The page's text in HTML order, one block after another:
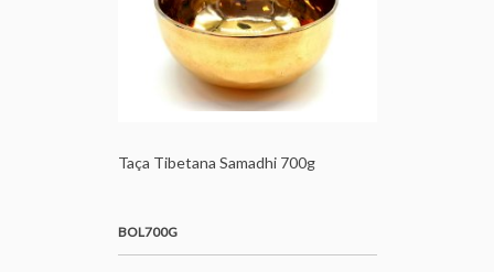
Taça Tibetana Samadhi 700g
BOL700G